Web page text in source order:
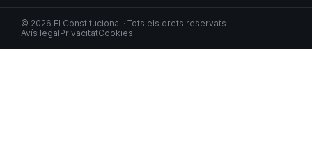
© 2026 El Constitucional · Tots els drets reservats
Avís legalPrivacitatCookies